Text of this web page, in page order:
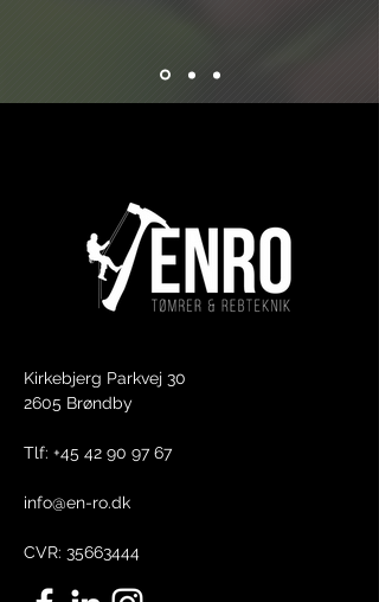
Kirkebjerg Parkvej 30
2605 Brøndby​
Tlf: +45 42 90 97 67
info@en-ro.dk
CVR: 35663444